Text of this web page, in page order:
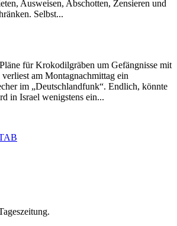
Ausweisen, Abschotten, Zensieren und
Selbst...
für Krokodilgräben um Gefängnisse mit
verliest am Montagnachmittag ein
im „Deutschlandfunk“. Endlich, könnte
in Israel wenigstens ein...